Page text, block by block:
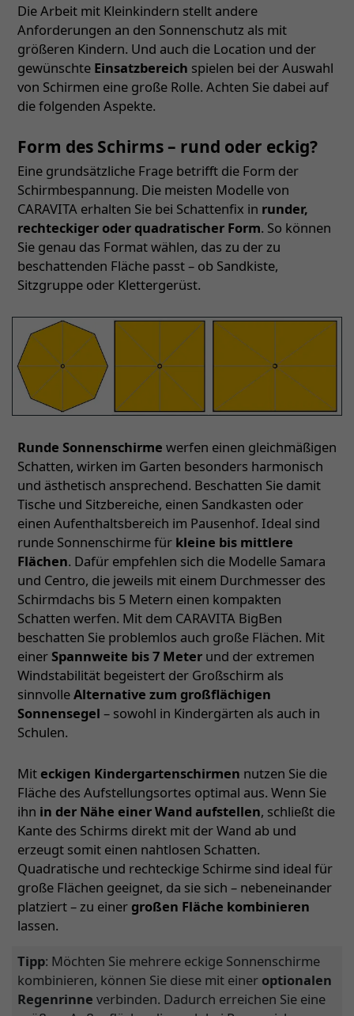
Die Arbeit mit Kleinkindern stellt andere
Anforderungen an den Sonnenschutz als mit
größeren Kindern. Und auch die Location und der
gewünschte Einsatzbereich spielen bei der Auswahl
von Schirmen eine große Rolle. Achten Sie dabei auf
die folgenden Aspekte.
Form des Schirms – rund oder eckig?
Eine grundsätzliche Frage betrifft die Form der
Schirmbespannung. Die meisten Modelle von
CARAVITA erhalten Sie bei Schattenfix in runder,
rechteckiger oder quadratischer Form. So können
Sie genau das Format wählen, das zu der zu
beschattenden Fläche passt – ob Sandkiste,
Sitzgruppe oder Klettergerüst.
Runde Sonnenschirme werfen einen gleichmäßigen
Schatten, wirken im Garten besonders harmonisch
und ästhetisch ansprechend. Beschatten Sie damit
Tische und Sitzbereiche, einen Sandkasten oder
einen Aufenthaltsbereich im Pausenhof. Ideal sind
runde Sonnenschirme für kleine bis mittlere
Flächen. Dafür empfehlen sich die Modelle Samara
und Centro, die jeweils mit einem Durchmesser des
Schirmdachs bis 5 Metern einen kompakten
Schatten werfen. Mit dem CARAVITA BigBen
beschatten Sie problemlos auch große Flächen. Mit
einerSpannweite bis 7 Meter und der extremen
Windstabilität begeistert der Großschirm als
sinnvolleAlternative zum großflächigen
Sonnensegel – sowohl in Kindergärten als auch in
Schulen.
Mit eckigen Kindergartenschirmen nutzen Sie die
Fläche des Aufstellungsortes optimal aus. Wenn Sie
ihn in der Nähe einer Wand aufstellen, schließt die
Kante des Schirms direkt mit der Wand ab und
erzeugt somit einen nahtlosen Schatten.
Quadratische und rechteckige Schirme sind ideal für
große Flächen geeignet, da sie sich – nebeneinander
platziert – zu einer großen Fläche kombinieren
lassen.
Tipp: Möchten Sie mehrere eckige Sonnenschirme
kombinieren, können Sie diese mit einer optionalen
Regenrinne verbinden. Dadurch erreichen Sie eine